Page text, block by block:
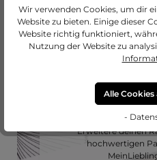
Passendes
Erweitere deinen
hochwertigen
Wir verwenden Cookies, um dir
Website zu bieten. Einige dieser
Website richtig funktioniert,
Nutzung der Website zu
Alle
-